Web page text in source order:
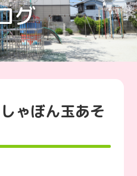
グ
ゃぼん玉あそ